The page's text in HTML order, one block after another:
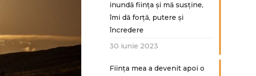
inundă ființa și mă susține,
îmi dă forță, putere și
încredere
30 iunie 2023
Ființa mea a devenit apoi o